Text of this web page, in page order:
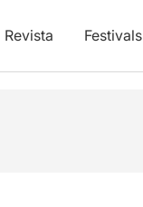
Revista Festivals